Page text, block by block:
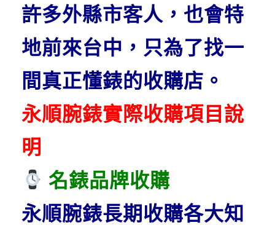
許多外縣市客人，也會特
地前來台中，只為了找一
間真正懂錶的收購店。
永順腕錶實際收購項目說
明
名錶品牌收購
永順腕錶長期收購各大知